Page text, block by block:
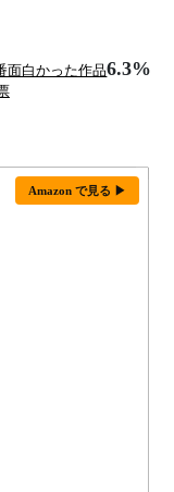
面白かった作品6.3%
Amazon で見る ▶